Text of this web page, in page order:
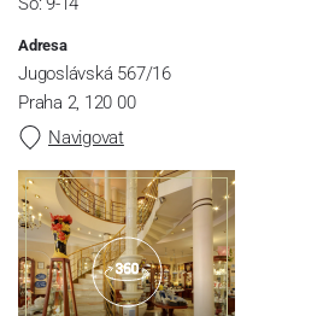
Adresa
Jugoslávská 567/16
Praha 2, 120 00
Navigovat